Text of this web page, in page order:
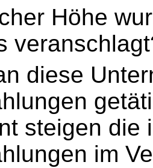
Höhe
diese
steigen die
im